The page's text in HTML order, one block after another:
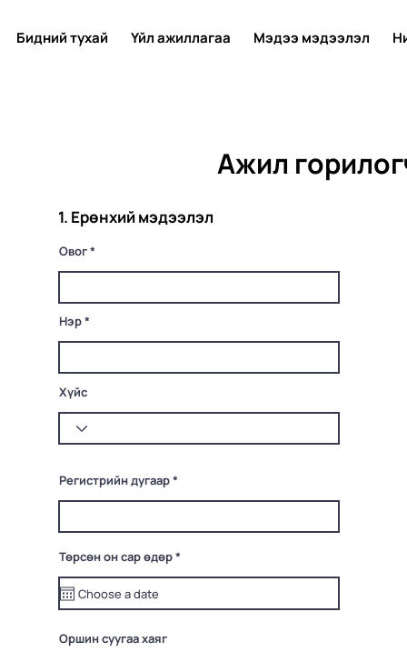
Бидний тухай Үйл ажиллагаа Мэдээ мэдээлэл
Ажил
1. Ерөнхий мэдээлэл
Овог
Нэр
Хүйс
Регистрийн дугаар
Төрсөн он сар өдөр*
q
r
Оршин суугаа хаяг